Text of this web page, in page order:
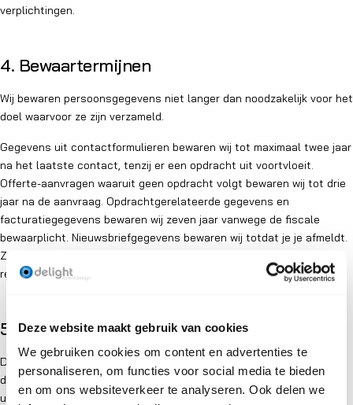
Deze website maakt gebruik van cookies
We gebruiken cookies om content en advertenties te
personaliseren, om functies voor social media te bieden
en om ons websiteverkeer te analyseren. Ook delen we
verplichtingen.
4. Bewaartermijnen
Wij bewaren persoonsgegevens niet langer dan noodzakelijk voor het
doel waarvoor ze zijn verzameld.
Gegevens uit contactformulieren bewaren wij tot maximaal twee jaar
na het laatste contact, tenzij er een opdracht uit voortvloeit.
Offerte-aanvragen waaruit geen opdracht volgt bewaren wij tot drie
jaar na de aanvraag. Opdrachtgerelateerde gegevens en
facturatiegegevens bewaren wij zeven jaar vanwege de fiscale
bewaarplicht. Nieuwsbriefgegevens bewaren wij totdat je je afmeldt.
Zakelijke prospectgegevens bewaren wij zolang er een zakelijke
relevantie is, met een maximum van drie jaar zonder respons.
5. Met wie delen wij jouw gegevens
Delight Eventdesign verkoopt jouw gegevens niet aan derden. Wij
delen gegevens uitsluitend met partijen die ons helpen bij de
uitvoering van onze dienstverlening, en alleen voor zover dat